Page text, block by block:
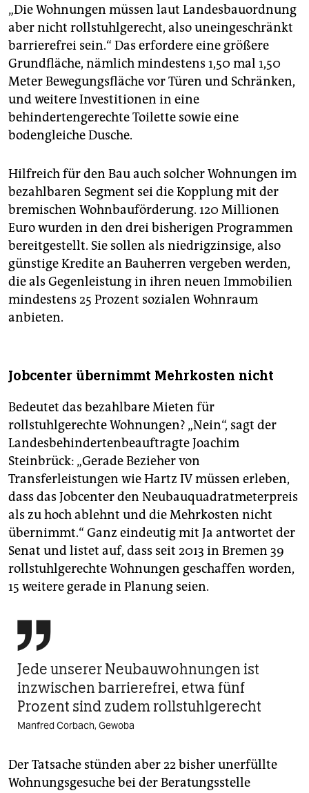
„Die Wohnungen müssen laut Landesbauordnung
aber nicht rollstuhlgerecht, also uneingeschränkt
barrierefrei sein.“ Das erfordere eine größere
Grundfläche, nämlich mindestens 1,50 mal 1,50
Meter Bewegungsfläche vor Türen und Schränken,
und weitere Investitionen in eine
behindertengerechte Toilette sowie eine
bodengleiche Dusche.
Hilfreich für den Bau auch solcher Wohnungen im
bezahlbaren Segment sei die Kopplung mit der
bremischen Wohnbauförderung. 120 Millionen
Euro wurden in den drei bisherigen Programmen
bereitgestellt. Sie sollen als niedrigzinsige, also
günstige Kredite an Bauherren vergeben werden,
die als Gegenleistung in ihren neuen Immobilien
mindestens 25 Prozent sozialen Wohnraum
anbieten.
Jobcenter übernimmt Mehrkosten nicht
Bedeutet das bezahlbare Mieten für
rollstuhlgerechte Wohnungen? „Nein“, sagt der
Landesbehindertenbeauftragte Joachim
Steinbrück: „Gerade Bezieher von
Transferleistungen wie Hartz IV müssen erleben,
dass das Jobcenter den Neubauquadratmeterpreis
als zu hoch ablehnt und die Mehrkosten nicht
übernimmt.“ Ganz eindeutig mit Ja antwortet der
Senat und listet auf, dass seit 2013 in Bremen 39
rollstuhlgerechte Wohnungen geschaffen worden,
15 weitere gerade in Planung seien.

Jede unserer Neubauwohnungen ist
inzwischen barrierefrei, etwa fünf
Prozent sind zudem rollstuhlgerecht
Manfred Corbach, Gewoba
Der Tatsache stünden aber 22 bisher unerfüllte
Wohnungsgesuche bei der Beratungsstelle